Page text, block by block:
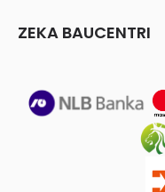
ZEKA BAUCENTRI